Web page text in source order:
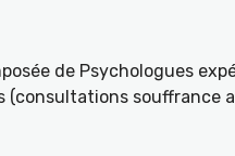
de Psychologues
souffrance